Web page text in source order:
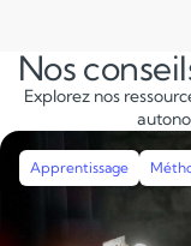
Nos
Explorez nos
Apprentissage